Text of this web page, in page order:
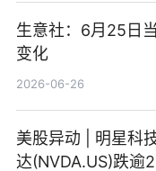
生意社：6月25日
变化
2026-06-26
美股异动 | 明星科
达(NVDA.US)跌逾